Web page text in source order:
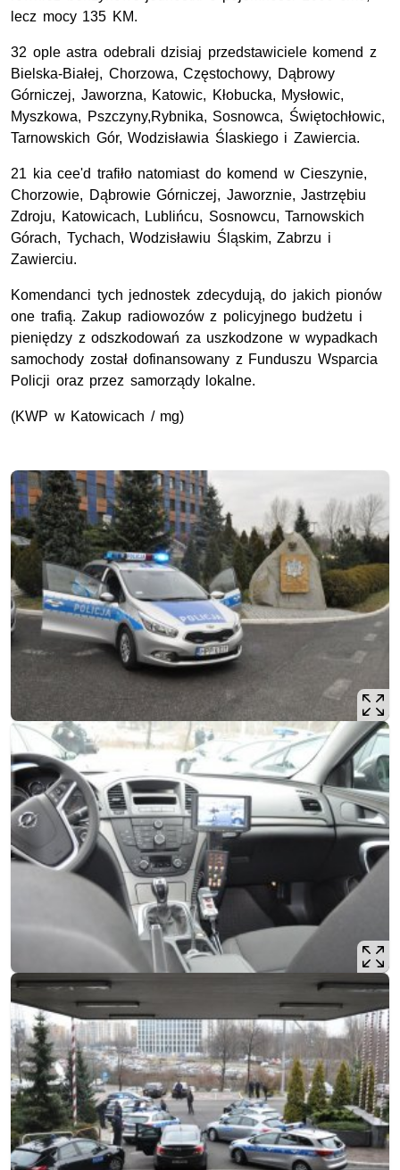
lecz mocy 135 KM.
32 ople astra odebrali dzisiaj przedstawiciele komend z
Bielska-Białej, Chorzowa, Częstochowy, Dąbrowy
Górniczej, Jaworzna, Katowic, Kłobucka, Mysłowic,
Myszkowa, Pszczyny,Rybnika, Sosnowca, Świętochłowic,
Tarnowskich Gór, Wodzisławia Ślaskiego i Zawiercia.
21 kia cee'd trafiło natomiast do komend w Cieszynie,
Chorzowie, Dąbrowie Górniczej, Jaworznie, Jastrzębiu
Zdroju, Katowicach, Lublińcu, Sosnowcu, Tarnowskich
Górach, Tychach, Wodzisławiu Śląskim, Zabrzu i
Zawierciu.
Komendanci tych jednostek zdecydują, do jakich pionów
one trafią. Zakup radiowozów z policyjnego budżetu i
pieniędzy z odszkodowań za uszkodzone w wypadkach
samochody został dofinansowany z Funduszu Wsparcia
Policji oraz przez samorządy lokalne.
(KWP w Katowicach / mg)